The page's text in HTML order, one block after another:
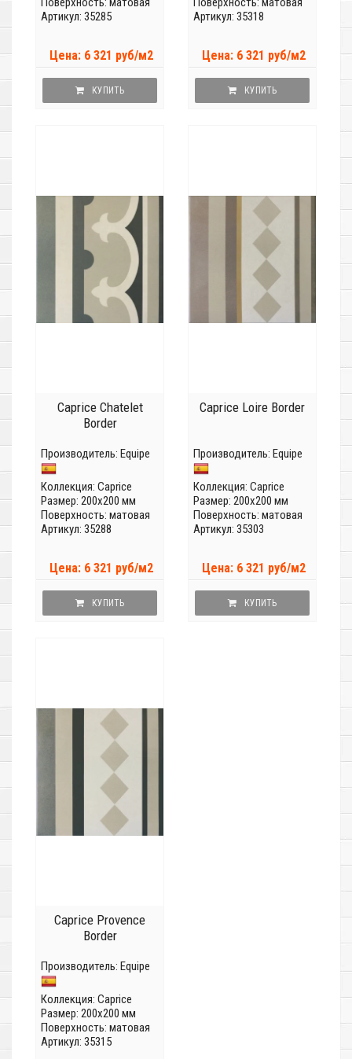
Артикул: 35285
Цена: 6 321 руб/м2
КУПИТЬ
Артикул: 35318
Цена: 6 321 руб/м2
КУПИТЬ
Caprice Chatelet
Border
Производитель: Equipe
Коллекция: Caprice
Размер: 200x200 мм
Поверхность: матовая
Артикул: 35288
Цена: 6 321 руб/м2
КУПИТЬ
Caprice Loire Border
Производитель: Equipe
Коллекция: Caprice
Размер: 200x200 мм
Поверхность: матовая
Артикул: 35303
Цена: 6 321 руб/м2
КУПИТЬ
Caprice Provence
Border
Производитель: Equipe
Коллекция: Caprice
Размер: 200x200 мм
Поверхность: матовая
Артикул: 35315